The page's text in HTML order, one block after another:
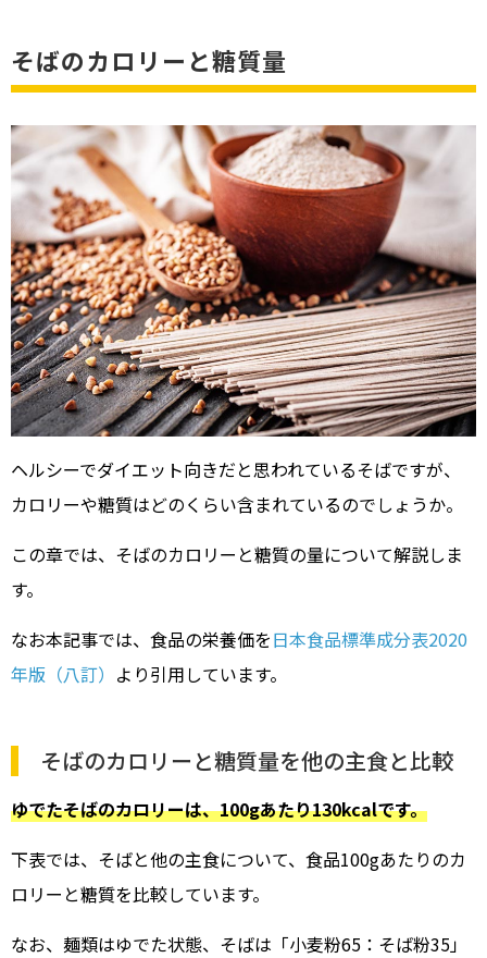
そばのカロリーと糖質量
ヘルシーでダイエット向きだと思われているそばですが、
カロリーや糖質はどのくらい含まれているのでしょうか。
この章では、そばのカロリーと糖質の量について解説しま
す。
なお本記事では、食品の栄養価を日本食品標準成分表2020
年版（八訂） より引用しています。
そばのカロリーと糖質量を他の主食と比較
ゆでたそばのカロリーは、100gあたり130kcalです。
下表では、そばと他の主食について、食品100gあたりのカ
ロリーと糖質を比較しています。
なお、麺類はゆでた状態、そばは「小麦粉65：そば粉35」